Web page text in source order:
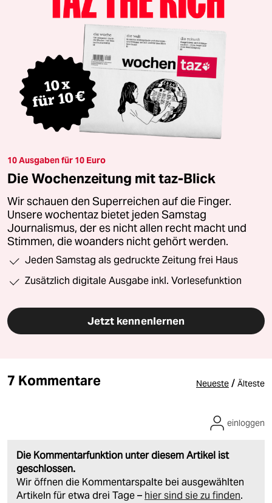
10 Ausgaben für 10 Euro
Die Wochenzeitung mit taz-Blick
Wir schauen den Superreichen auf die Finger.
Unsere wochentaz bietet jeden Samstag
Journalismus, der es nicht allen recht macht und
Stimmen, die woanders nicht gehört werden.
Jeden Samstag als gedruckte Zeitung frei Haus
Zusätzlich digitale Ausgabe inkl. Vorlesefunktion
Jetzt kennenlernen
7 Kommentare Neueste / Älteste
Die Kommentarfunktion unter diesem Artikel ist
geschlossen.
Wir öffnen die Kommentarspalte bei ausgewählten
Artikeln für etwa drei Tage – hier sind sie zu finden.
einloggen